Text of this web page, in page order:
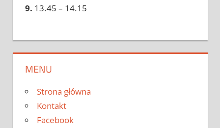
9. 13.45 – 14.15
MENU
Strona główna
Kontakt
Facebook